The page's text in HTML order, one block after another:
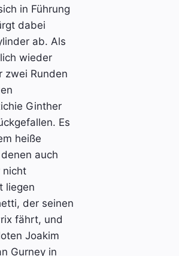
in Führung
dabei
ab. Als
wieder
zwei Runden
Ginther
Es
heiße
auch
nicht
liegen
der seinen
fährt, und
Joakim
Gurney in